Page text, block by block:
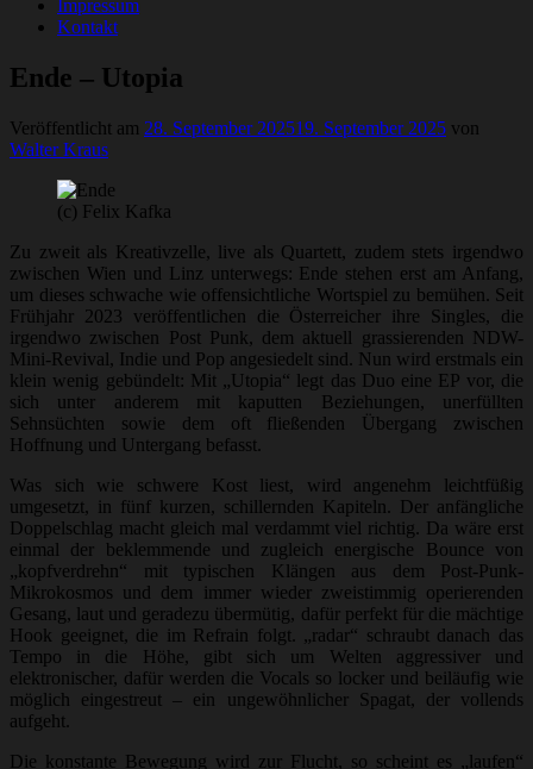
Impressum
Kontakt
Ende – Utopia
Veröffentlicht am 28. September 202519. September 2025 von
Walter Kraus
(c) Felix Kafka
Zu zweit als Kreativzelle, live als Quartett, zudem stets irgendwo
zwischen Wien und Linz unterwegs: Ende stehen erst am Anfang,
um dieses schwache wie offensichtliche Wortspiel zu bemühen. Seit
Frühjahr 2023 veröffentlichen die Österreicher ihre Singles, die
irgendwo zwischen Post Punk, dem aktuell grassierenden NDW-
Mini-Revival, Indie und Pop angesiedelt sind. Nun wird erstmals ein
klein wenig gebündelt: Mit „Utopia“ legt das Duo eine EP vor, die
sich unter anderem mit kaputten Beziehungen, unerfüllten
Sehnsüchten sowie dem oft fließenden Übergang zwischen
Hoffnung und Untergang befasst.
Was sich wie schwere Kost liest, wird angenehm leichtfüßig
umgesetzt, in fünf kurzen, schillernden Kapiteln. Der anfängliche
Doppelschlag macht gleich mal verdammt viel richtig. Da wäre erst
einmal der beklemmende und zugleich energische Bounce von
„kopfverdrehn“ mit typischen Klängen aus dem Post-Punk-
Mikrokosmos und dem immer wieder zweistimmig operierenden
Gesang, laut und geradezu übermütig, dafür perfekt für die mächtige
Hook geeignet, die im Refrain folgt. „radar“ schraubt danach das
Tempo in die Höhe, gibt sich um Welten aggressiver und
elektronischer, dafür werden die Vocals so locker und beiläufig wie
möglich eingestreut – ein ungewöhnlicher Spagat, der vollends
aufgeht.
Die konstante Bewegung wird zur Flucht, so scheint es „laufen“